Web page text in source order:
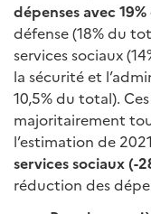
dépenses avec
défense (18% du
services sociaux
la sécurité et
10,5% du total).
majoritairement
l’estimation de
services sociaux (-
réduction des